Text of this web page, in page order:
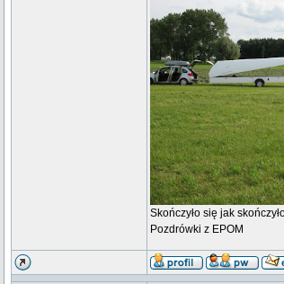
Skończyło się jak
Pozdrówki z EPOM